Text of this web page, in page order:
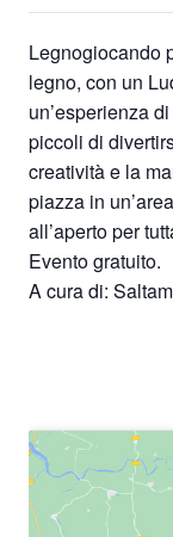
Legnogiocando
legno, con un
un’esperienza
piccoli di
creatività e la
piazza in
all’aperto per
Evento gratuito.
A cura di: